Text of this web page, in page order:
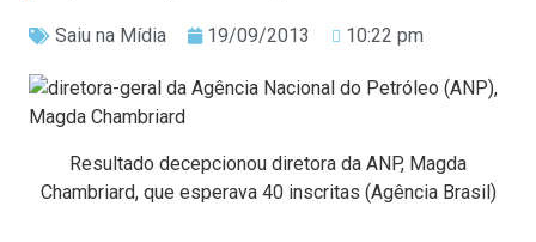
Saiu na Mídia 19/09/2013 10:22 pm
Resultado decepcionou diretora da ANP, Magda
Chambriard, que esperava 40 inscritas (Agência Brasil)